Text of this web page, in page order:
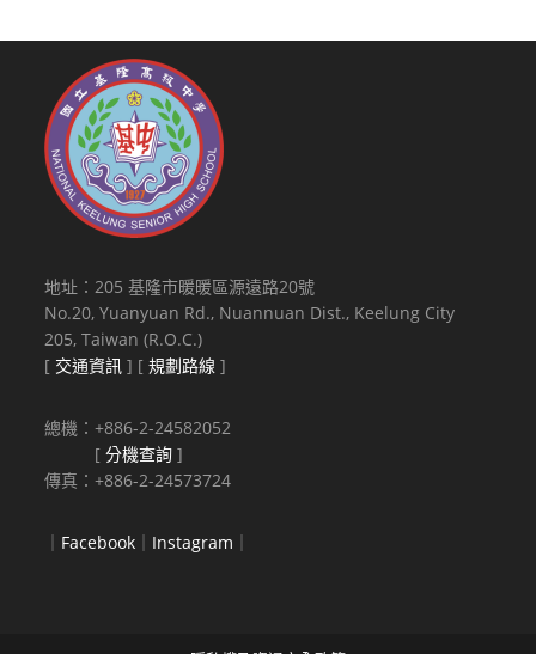
地址：205 基隆市暖暖區源遠路20號
No.20, Yuanyuan Rd., Nuannuan Dist., Keelung City
205, Taiwan (R.O.C.)
[ 交通資訊 ] [規劃路線 ]
總機：+886-2-24582052
[分機查詢 ]
傳真：+886-2-24573724
｜ Facebook ｜ Instagram ｜